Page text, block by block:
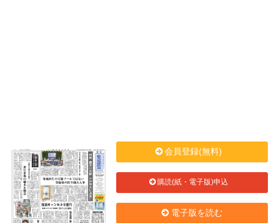
会員登録(無料)
購読(紙・電子版)申込
電子版を読む